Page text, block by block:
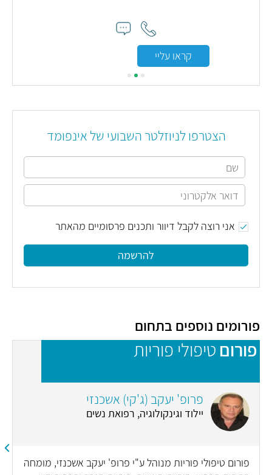
קראו עליי
הצטרפו לניוזלטר השבועי של אינפומד
אני רוצה לקבל דיוור ותכנים פרסומיים מהאתר
להרשמה
פורומים נוספים בתחום
פורום טיפולי פוריות
פרופ' יעקב (ג'קי) אשכנזי
יילוד וגינקולוגיה, רפואת נשים
פורום טיפולי פוריות מנוהל ע"י פרופ' יעקב אשכנזי, מומחה